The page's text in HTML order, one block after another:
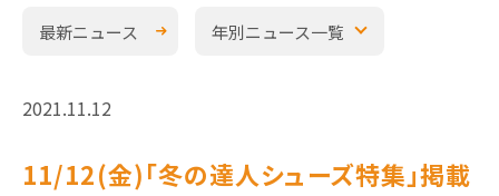
最新ニュース 年別ニュース一覧
2021.11.12
11/12(金)｢冬の達人シューズ特集」掲載